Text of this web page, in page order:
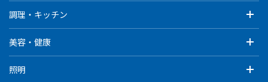
調理・キッチン
美容・健康
照明